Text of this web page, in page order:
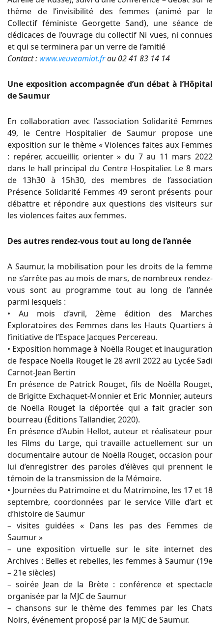
thème de l’invisibilité des femmes (animé par le
Collectif féministe Georgette Sand), une séance de
dédicaces de l’ouvrage du collectif Ni vues, ni connues
et qui se terminera par un verre de l’amitié
Contact : www.veuveamiot.frou 02 41 83 14 14
Une exposition accompagnée d’un débat à l’Hôpital
de Saumur
En collaboration avec l’association Solidarité Femmes
49, le Centre Hospitalier de Saumur propose une
exposition sur le thème « Violences faites aux Femmes
: repérer, accueillir, orienter » du 7 au 11 mars 2022
dans le hall principal du Centre Hospitalier. Le 8 mars
de 13h30 à 15h30, des membres de l’association
Présence Solidarité Femmes 49 seront présents pour
débattre et répondre aux questions des visiteurs sur
les violences faites aux femmes.
Des autres rendez-vous tout au long de l’année
A Saumur, la mobilisation pour les droits de la femme
ne s’arrête pas au mois de mars, de nombreux rendez-
vous sont au programme tout au long de l’année
parmi lesquels :
• Au mois d’avril, 2ème édition des Marches
Exploratoires des Femmes dans les Hauts Quartiers à
l’initiative de l’Espace Jacques Percereau.
• Exposition hommage à Noëlla Rouget et inauguration
de l’espace Noëlla Rouget le 28 avril 2022 au Lycée Sadi
Carnot-Jean Bertin
En présence de Patrick Rouget, fils de Noëlla Rouget,
de Brigitte Exchaquet-Monnier et Eric Monnier, auteurs
de Noëlla Rouget la déportée qui a fait gracier son
bourreau (Éditions Tallandier, 2020).
En présence d’Aubin Hellot, auteur et réalisateur pour
les Films du Large, qui travaille actuellement sur un
documentaire autour de Noëlla Rouget, occasion pour
lui d’enregistrer des paroles d’élèves qui prennent le
témoin de la transmission de la Mémoire.
• Journées du Patrimoine et du Matrimoine, les 17 et 18
septembre, coordonnées par le service Ville d’art et
d’histoire de Saumur
– visites guidées « Dans les pas des Femmes de
Saumur »
– une exposition virtuelle sur le site internet des
Archives : Belles et rebelles, les femmes à Saumur (19e
– 21e siècles)
– soirée Jean de la Brète : conférence et spectacle
organisée par la MJC de Saumur
– chansons sur le thème des femmes par les Chats
Noirs, événement proposé par la MJC de Saumur.